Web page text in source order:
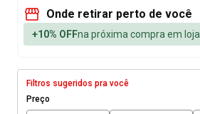
Onde retirar perto de você
+10% OFFna próxima compra em loja
Filtros sugeridos pra você
Preço